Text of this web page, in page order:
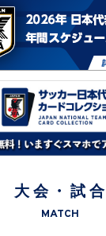
大会・試合
MATCH